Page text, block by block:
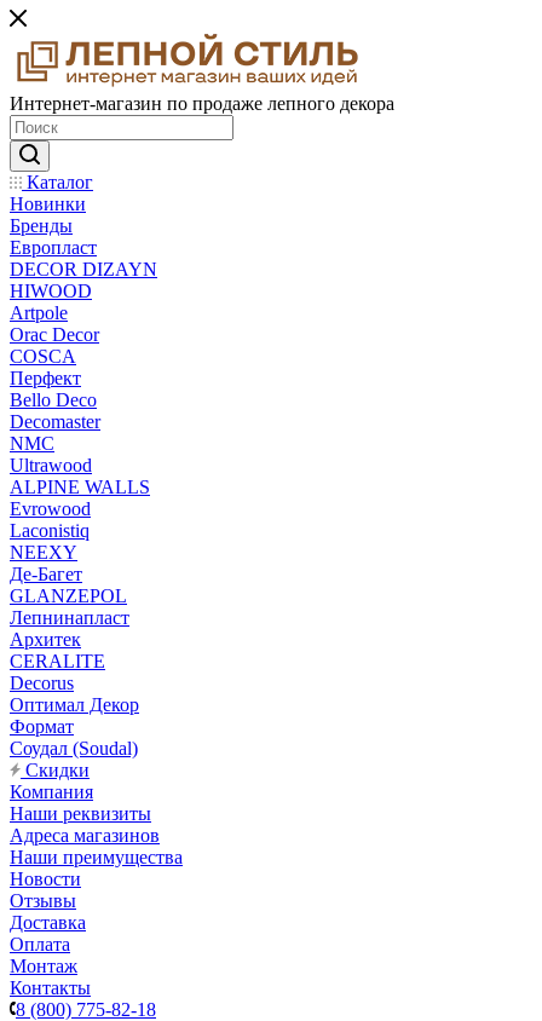
Интернет-магазин по продаже лепного декора
Каталог
Новинки
Бренды
Европласт
DECOR DIZAYN
HIWOOD
Artpole
Orac Decor
COSCA
Перфект
Bello Deco
Decomaster
NMС
Ultrawood
ALPINE WALLS
Evrowood
Laconistiq
NEEXY
Де-Багет
GLANZEPOL
Лепнинапласт
Архитек
CERALITE
Decorus
Оптимал Декор
Формат
Соудал (Soudal)
Скидки
Компания
Наши реквизиты
Адреса магазинов
Наши преимущества
Новости
Отзывы
Доставка
Оплата
Монтаж
Контакты
8 (800) 775-82-18